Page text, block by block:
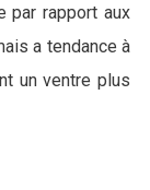
par rapport aux
a tendance à
un ventre plus